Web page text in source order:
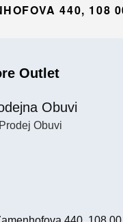
440, 108
Outlet
Obuvi
Prodej Obuvi